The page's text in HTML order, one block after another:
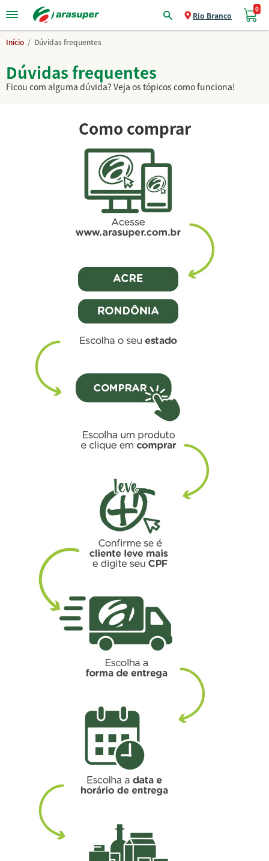
Rio Branco
0
Início / Dúvidas frequentes
Dúvidas frequentes
Ficou com alguma dúvida? Veja os tópicos como funciona!
Como comprar
Como comprar